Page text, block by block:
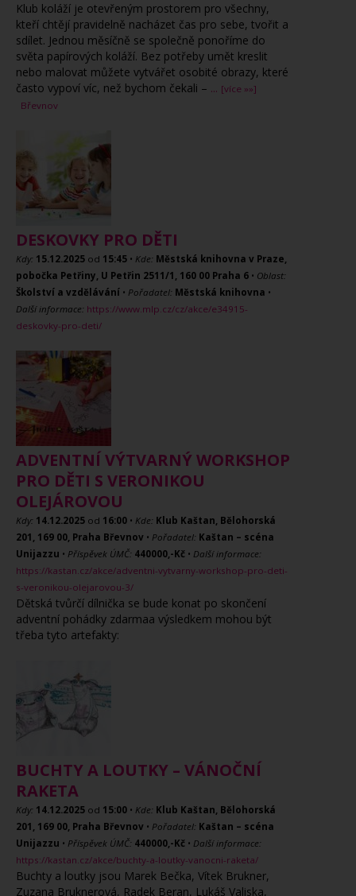
Klub koláží je otevřeným prostorem pro všechny,
kteří chtějí pravidelně nacházet čas pro sebe, tvořit a
sdílet. Jednou měsíčně se společně ponoříme do
světa papírových koláží. Bez potřeby umět kreslit
nebo malovat můžete vytvářet osobité obrazy, které
často vypoví víc, než bychom čekali – ... [více »»]
Břevnov
DESKOVKY PRO DĚTI
Kdy: 15.12.2025 od 15:45 • Kde: Městská knihovna v Praze,
pobočka Petřiny, U Petřin 2511/1, 160 00 Praha 6 • Oblast:
Školství a vzdělávání • Pořadatel: Městská knihovna •
Další informace: https://www.mlp.cz/cz/akce/e34915-
deskovky-pro-deti/
ADVENTNÍ VÝTVARNÝ WORKSHOP
PRO DĚTI S VERONIKOU
OLEJÁROVOU
Kdy: 14.12.2025 od 16:00 • Kde: Klub Kaštan, Bělohorská
201, 169 00, Praha Břevnov • Pořadatel: Kaštan – scéna
Unijazzu • Příspěvek ÚMČ: 440000,-Kč • Další informace:
https://kastan.cz/akce/adventni-vytvarny-workshop-pro-deti-
s-veronikou-olejarovou-3/
Dětská tvůrčí dílnička se bude konat po skončení
adventní pohádky zdarmaa výsledkem mohou být
třeba tyto artefakty:
BUCHTY A LOUTKY – VÁNOČNÍ
RAKETA
Kdy: 14.12.2025 od 15:00 • Kde: Klub Kaštan, Bělohorská
201, 169 00, Praha Břevnov • Pořadatel: Kaštan – scéna
Unijazzu • Příspěvek ÚMČ: 440000,-Kč • Další informace:
https://kastan.cz/akce/buchty-a-loutky-vanocni-raketa/
Buchty a loutky jsou Marek Bečka, Vítek Brukner,
Zuzana Bruknerová, Radek Beran, Lukáš Valiska,